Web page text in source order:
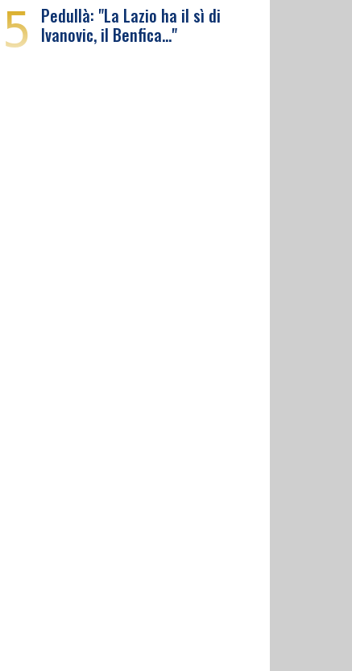
5 Pedullà: "La Lazio ha il sì di
Ivanovic, il Benfica…"